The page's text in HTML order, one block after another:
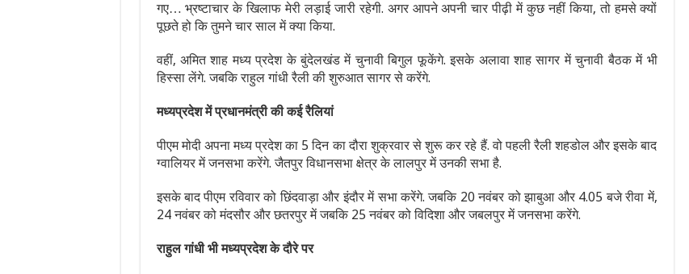
गए… भ्रष्टाचार के खिलाफ मेरी लड़ाई जारी रहेगी. अगर आपने अपनी चार पीढ़ी में कुछ नहीं किया, तो हमसे क्यों
पूछते हो कि तुमने चार साल में क्या किया.
वहीं, अमित शाह मध्य प्रदेश के बुंदेलखंड में चुनावी बिगुल फूकेंगे. इसके अलावा शाह सागर में चुनावी बैठक में भी
हिस्सा लेंगे. जबकि राहुल गांधी रैली की शुरुआत सागर से करेंगे.
मध्यप्रदेश में प्रधानमंत्री की कई रैलियां
पीएम मोदी अपना मध्य प्रदेश का 5 दिन का दौरा शुक्रवार से शुरू कर रहे हैं. वो पहली रैली शहडोल और इसके बाद
ग्वालियर में जनसभा करेंगे. जैतपुर विधानसभा क्षेत्र के लालपुर में उनकी सभा है.
इसके बाद पीएम रविवार को छिंदवाड़ा और इंदौर में सभा करेंगे. जबकि 20 नवंबर को झाबुआ और 4.05 बजे रीवा में,
24 नवंबर को मंदसौर और छतरपुर में जबकि 25 नवंबर को विदिशा और जबलपुर में जनसभा करेंगे.
राहुल गांधी भी मध्यप्रदेश के दौरे पर